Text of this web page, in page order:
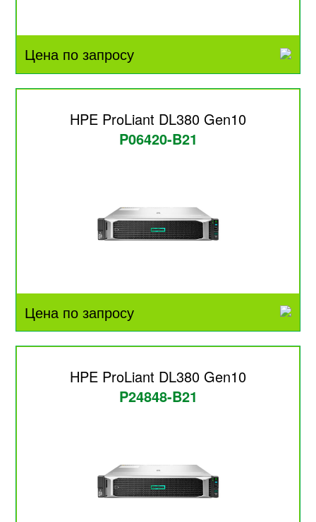
Цена по запросу
HPE ProLiant DL380 Gen10
P06420-B21
Цена по запросу
HPE ProLiant DL380 Gen10
P24848-B21